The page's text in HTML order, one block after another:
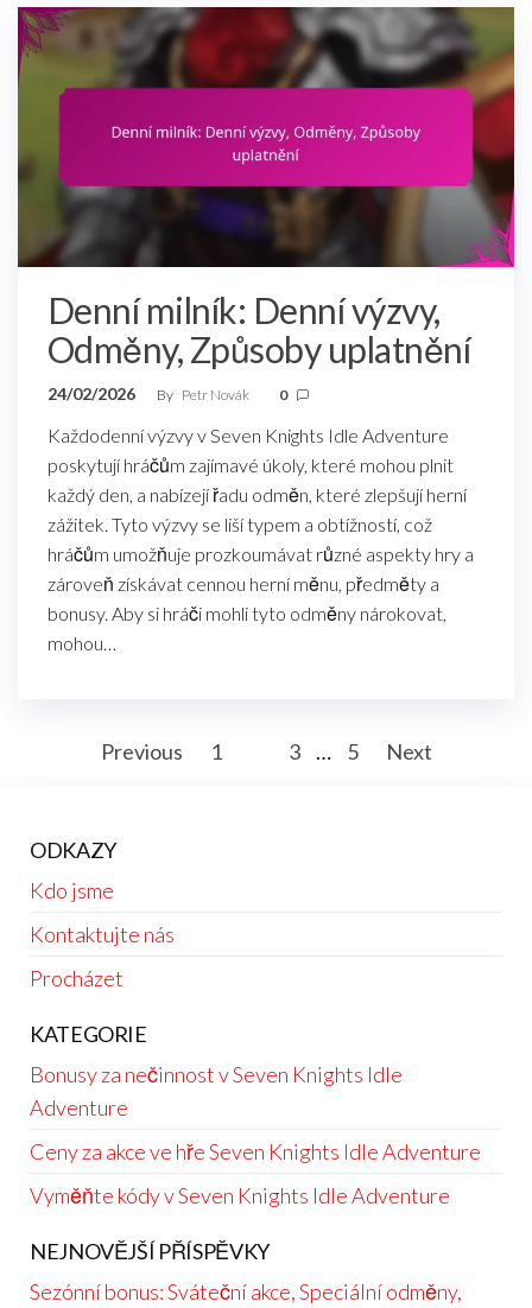
Denní milník: Denní výzvy,
Odměny, Způsoby uplatnění
24/02/2026 By Petr Novák 0
Každodenní výzvy v Seven Knights Idle Adventure
poskytují hráčům zajímavé úkoly, které mohou plnit
každý den, a nabízejí řadu odměn, které zlepšují herní
zážitek. Tyto výzvy se liší typem a obtížností, což
hráčům umožňuje prozkoumávat různé aspekty hry a
zároveň získávat cennou herní měnu, předměty a
bonusy. Aby si hráči mohli tyto odměny nárokovat,
mohou…
Previous 1 3 … 5 Next
ODKAZY
Kdo jsme
Kontaktujte nás
Procházet
KATEGORIE
Bonusy za nečinnost v Seven Knights Idle
Adventure
Ceny za akce ve hře Seven Knights Idle Adventure
Vyměňte kódy v Seven Knights Idle Adventure
NEJNOVĚJŠÍ PŘÍSPĚVKY
Sezónní bonus: Sváteční akce, Speciální odměny,